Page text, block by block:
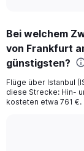
Bei welchem
von Frankfurt
günstigsten?
Flüge über Istanbul
diese Strecke: Hin-
kosteten etwa 761 €.